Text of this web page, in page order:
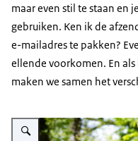
maar even stil te staan en
gebruiken. Ken ik de
e-mailadres te pakken?
ellende voorkomen. En
maken we samen het
Vergroot afbeelding Daniel en